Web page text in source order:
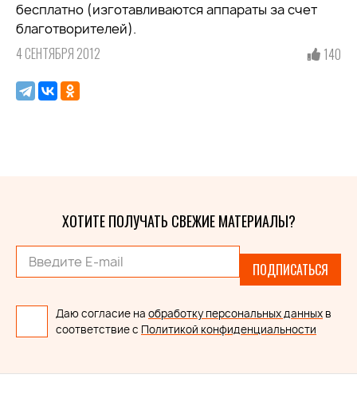
бесплатно (изготавливаются аппараты за счет
благотворителей).
4 СЕНТЯБРЯ 2012 140
ХОТИТЕ ПОЛУЧАТЬ СВЕЖИЕ МАТЕРИАЛЫ?
ПОДПИСАТЬСЯ
Даю согласие на обработку персональных данных в
соответствие с Политикой конфиденциальности